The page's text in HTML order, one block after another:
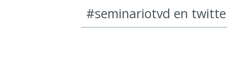
#seminariotvd en